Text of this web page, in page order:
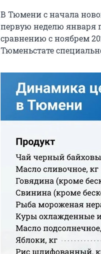
В Тюмени с начала
первую неделю января
сравнению с ноябрем
Тюменьстате